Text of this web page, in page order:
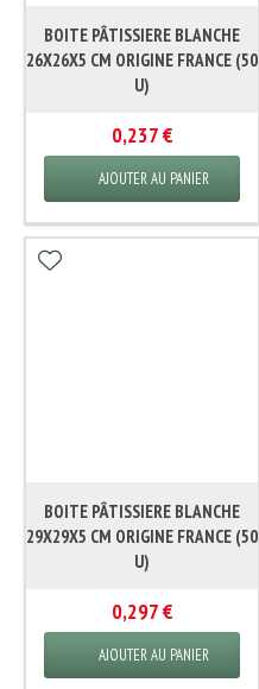
BOITE PÂTISSIERE BLANCHE
26X26X5 CM ORIGINE FRANCE (50
U)
0,237 €
AJOUTER AU PANIER
BOITE PÂTISSIERE BLANCHE
29X29X5 CM ORIGINE FRANCE (50
U)
0,297 €
AJOUTER AU PANIER